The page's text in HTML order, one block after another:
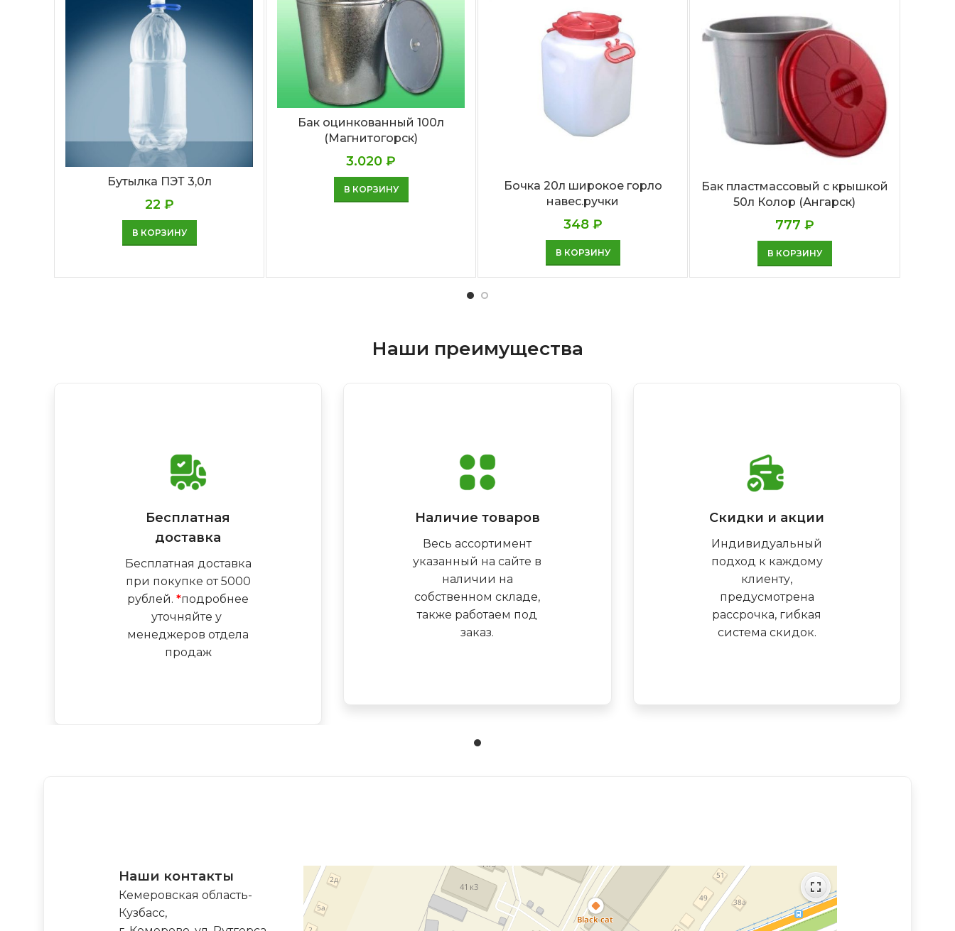
Бутылка ПЭТ 3,0л
22 ₽
В КОРЗИНУ
Бак оцинкованный 100л
(Магнитогорск)
3.020₽
В КОРЗИНУ
Бочка 20л широкое горло
навес.ручки
348 ₽
В КОРЗИНУ
Бак пластмассовый с крышкой
50л Колор (Ангарск)
777 ₽
В КОРЗИНУ
Наши преимущества
Бесплатная
доставка
Бесплатная доставка
при покупке от 5000
рублей.*подробнее
уточняйте у
менеджеров отдела
продаж
Наличие товаров
Весь ассортимент
указанный на сайте в
наличии на
собственном складе,
также работаем под
заказ.
Скидки и акции
Индивидуальный
подход к каждому
клиенту,
предусмотрена
рассрочка, гибкая
система скидок.
Наши контакты
Кемеровская область-
Кузбасс,